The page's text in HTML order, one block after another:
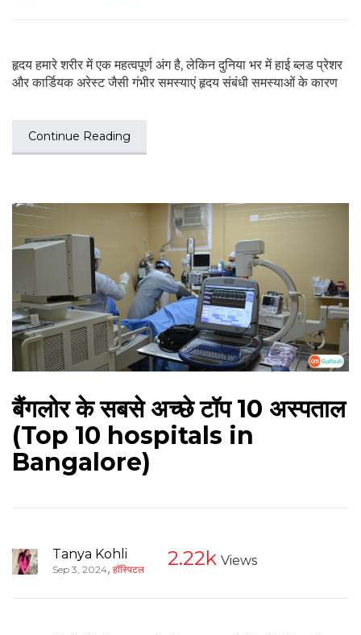
हृदय हमारे शरीर में एक महत्वपूर्ण अंग है, लेकिन दुनिया भर में हाई ब्लड प्रेशर
और कार्डियक अरेस्ट जैसी गंभीर समस्याएं हृदय संबंधी समस्याओं के कारण
Continue Reading
बैंगलोर के सबसे अच्छे टॉप 10 अस्पताल
(Top 10 hospitals in
Bangalore)
Tanya Kohli
Sep 3, 2024, हॉस्पिटल 2.22k Views